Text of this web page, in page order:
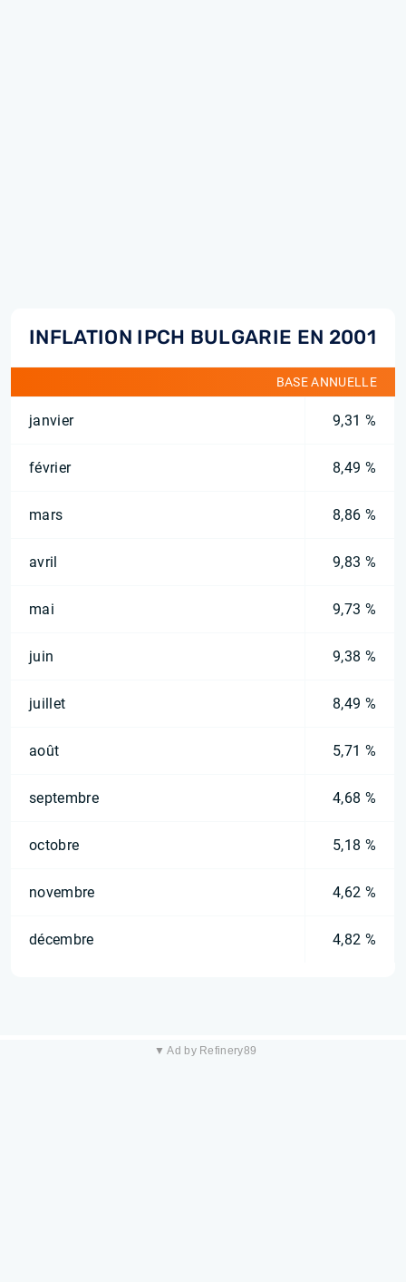
INFLATION IPCH BULGARIE EN 2001
BASE ANNUELLE
janvier 9,31 %
février 8,49 %
mars 8,86 %
avril 9,83 %
mai 9,73 %
juin 9,38 %
juillet 8,49 %
août 5,71 %
septembre 4,68 %
octobre 5,18 %
novembre 4,62 %
décembre 4,82 %
▼ Ad by Refinery89